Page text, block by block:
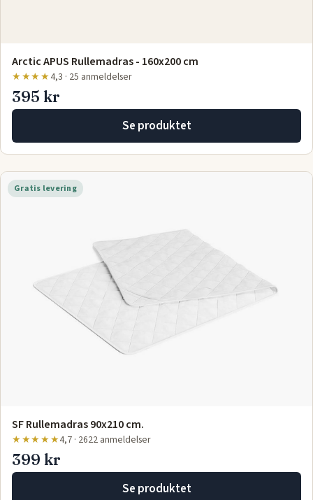
Arctic APUS Rullemadras - 160x200 cm
★★★★4,3 · 25 anmeldelser
395 kr
Se produktet
Gratis levering
SF Rullemadras 90x210 cm.
★★★★★4,7 · 2622 anmeldelser
399 kr
Se produktet